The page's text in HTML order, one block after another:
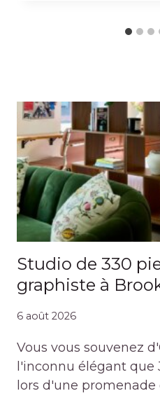
Studio de 330
graphiste à
6 août 2026
Vous vous souvenez
l'inconnu élégant que
lors d'une promenade